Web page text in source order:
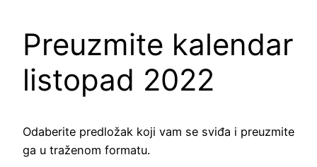
Preuzmite kalendar
listopad 2022
Odaberite predložak koji vam se sviđa i preuzmite
ga u traženom formatu.